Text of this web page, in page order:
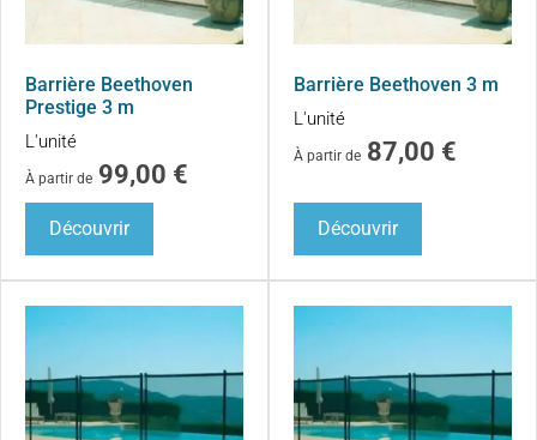
Barrière Beethoven
Prestige 3 m
L'unité
À partir de 99,00 €
Découvrir
Barrière Beethoven 3 m
L'unité
À partir de 87,00 €
Découvrir